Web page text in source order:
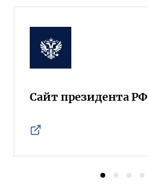
Сайт президента РФ